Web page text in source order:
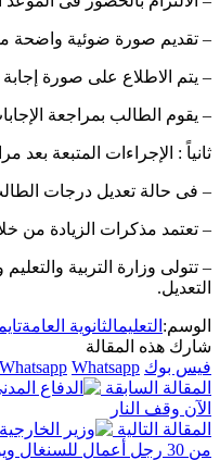
– تقديم صورة ضوئية واضحة
– يتم الاطلاع على صورة إجابة
– يقوم الطالب بمراجعة
ثانياً : الإجراءات المتبعة بعد
– فى حالة تعديل درجات
– تعتمد مذكرات الزيادة من
– تتولى وزارة التربية
التعديل.
الوسم: التعليمالثانوية العامة
شارك هذه المقالة
فيس بوك
Whatsapp Whatsapp
المقالة السابقة
الآن وقف النار
المقالة التالية
من 30 رجل أعمال للسنغال ويؤكد للرئيس باسيرو: مصر تنظر إلى داكار كشريك استراتيجي